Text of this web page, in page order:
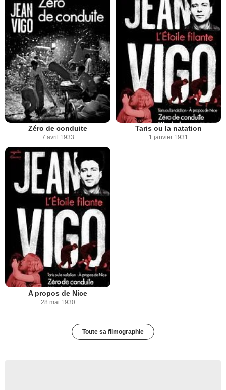
Zéro de conduite
7 avril 1933
Taris ou la natation
1 janvier 1931
A propos de Nice
28 mai 1930
Toute sa filmographie